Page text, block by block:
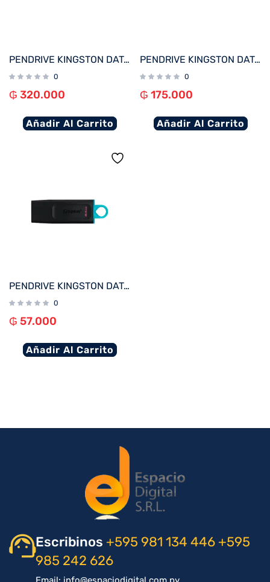
PENDRIVE KINGSTON DATATRAVELER KYSON 256GB USB 3.2 DTKN/256GB
0
₲ 320.000
Añadir Al Carrito
PENDRIVE KINGSTON DATATRAVELER KYSON 128GB USB 3.2 DTKN/128GB
0
₲ 175.000
Añadir Al Carrito
PENDRIVE KINGSTON DATATRAVELER EXODIA 64GB USB 3.2 DTX/64GB
0
₲ 57.000
Añadir Al Carrito
Escribinos +595 981 134 446 +595
985 242 626